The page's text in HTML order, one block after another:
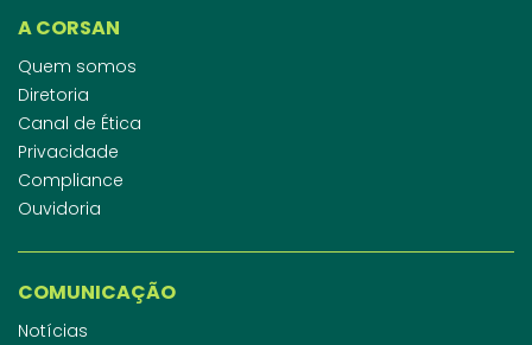
A CORSAN
Quem somos
Diretoria
Canal de Ética
Privacidade
Compliance
Ouvidoria
COMUNICAÇÃO
Notícias